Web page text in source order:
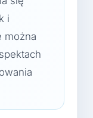
i
można